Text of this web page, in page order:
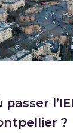
passer
?